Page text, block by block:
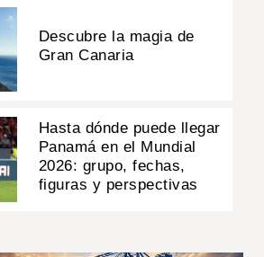
Descubre la magia de
Gran Canaria
Hasta dónde puede llegar
Panamá en el Mundial
2026: grupo, fechas,
figuras y perspectivas